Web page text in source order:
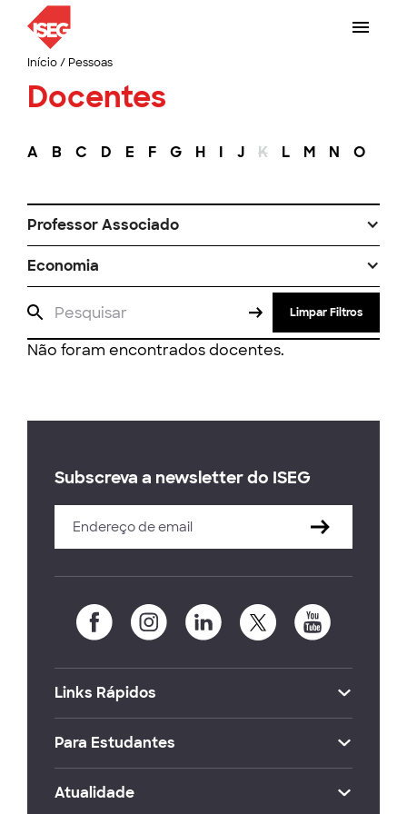
Início/ Pessoas
Docentes
A B C D E F G H I J K L M N O
Professor Associado
Economia
Limpar Filtros
Não foram encontrados docentes.
Subscreva a newsletter do ISEG
Links Rápidos
Para Estudantes
Atualidade